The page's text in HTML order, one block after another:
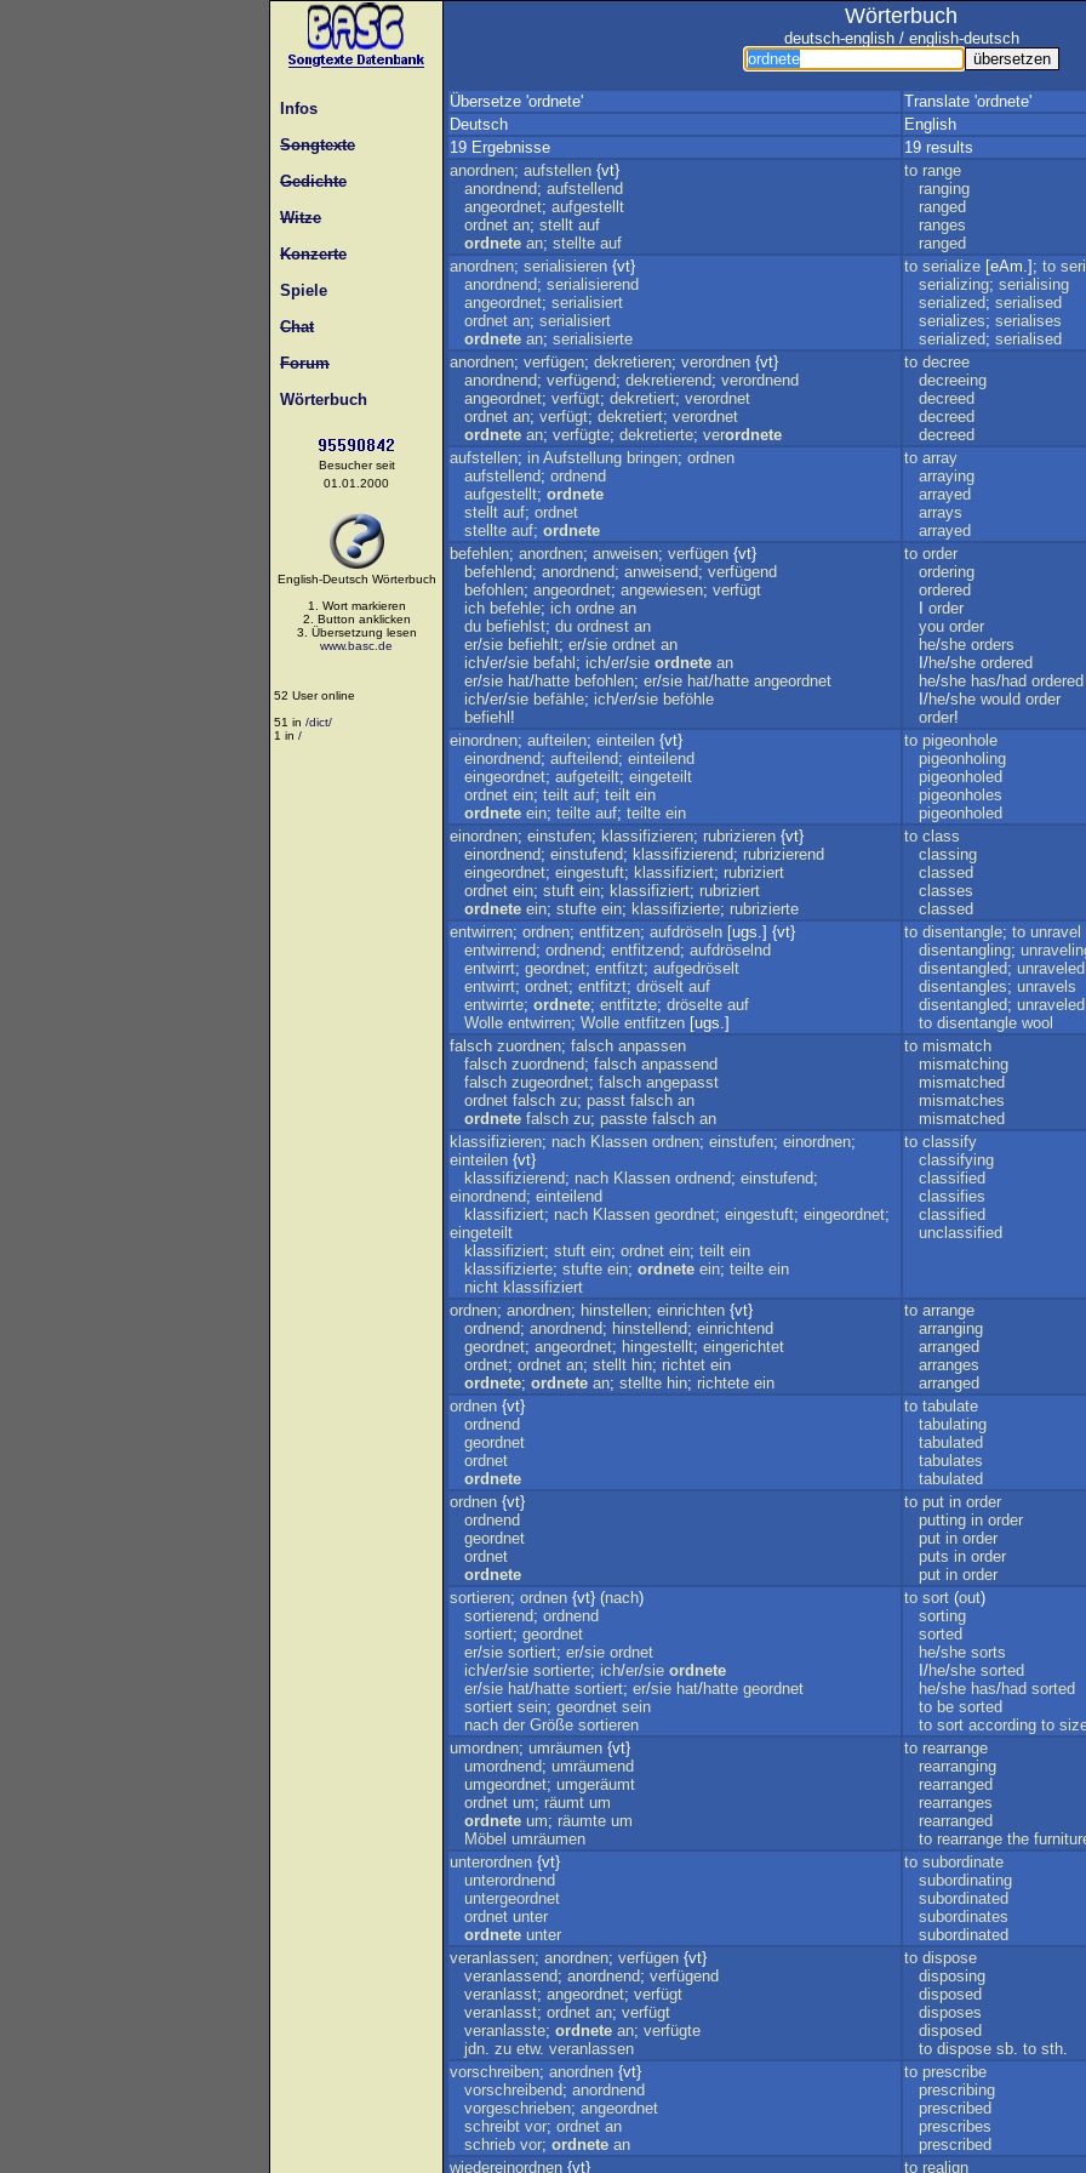
Infos
Songtexte
Gedichte
Witze
Konzerte
Spiele
Chat
Forum
Wörterbuch
Besucher seit
01.01.2000
English-Deutsch Wörterbuch
1. Wort markieren
2. Button anklicken
3. Übersetzung lesen
www.basc.de
52 User online
51 in /dict/
1 in /
Wörterbuch
deutsch-english / english-deutsch
Übersetze 'ordnete'
Translate 'ordnete'
Deutsch
English
19 Ergebnisse
19 results
anordnen; aufstellen {vt}
anordnend; aufstellend
angeordnet; aufgestellt
ordnet an; stellt auf
ordnete an; stellte auf
to range
ranging
ranged
ranges
ranged
anordnen; serialisieren {vt}
anordnend; serialisierend
angeordnet; serialisiert
ordnet an; serialisiert
ordnete an; serialisierte
to serialize [eAm.]; to
serializing; serialising
serialized; serialised
serializes; serialises
serialized; serialised
anordnen; verfügen; dekretieren; verordnen {vt}
anordnend; verfügend; dekretierend; verordnend
angeordnet; verfügt; dekretiert; verordnet
ordnet an; verfügt; dekretiert; verordnet
ordnete an; verfügte; dekretierte; verordnete
to decree
decreeing
decreed
decreed
decreed
aufstellen; in Aufstellung bringen; ordnen
aufstellend; ordnend
aufgestellt; ordnete
stellt auf; ordnet
stellte auf; ordnete
to array
arraying
arrayed
arrays
arrayed
befehlen; anordnen; anweisen; verfügen {vt}
befehlend; anordnend; anweisend; verfügend
befohlen; angeordnet; angewiesen; verfügt
ich befehle; ich ordne an
du befiehlst; du ordnest an
er/sie befiehlt; er/sie ordnet an
ich/er/sie befahl ; ich/er/sie ordnete an
er/sie hat/hatte befohlen; er/sie hat/hatte angeordnet
ich/er/sie befähle; ich/er/sie beföhle
befiehl !
to order
ordering
ordered
order
you order
he/she orders
I/he/she ordered
he/she has/had ordered
I/he/she would order
order!
einordnen; aufteilen; einteilen {vt}
einordnend; aufteilend; einteilend
eingeordnet; aufgeteilt; eingeteilt
ordnet ein; teilt auf; teilt ein
ordnete ein; teilte auf; teilte ein
to pigeonhole
pigeonholing
pigeonholed
pigeonholes
pigeonholed
einordnen; einstufen; klassifizieren; rubrizieren {vt}
einordnend; einstufend; klassifizierend; rubrizierend
eingeordnet; eingestuft; klassifiziert; rubriziert
ordnet ein; stuft ein; klassifiziert; rubriziert
ordnete ein; stufte ein; klassifizierte; rubrizierte
to class
classing
classed
classes
classed
entwirren; ordnen; entfitzen; aufdröseln [ugs.] {vt}
entwirrend; ordnend; entfitzend; aufdröselnd
entwirrt; geordnet; entfitzt; aufgedröselt
entwirrt; ordnet; entfitzt; dröselt auf
entwirrte; ordnete; entfitzte; dröselte auf
Wolle entwirren; Wolle entfitzen [ugs.]
to disentangle; to unravel
disentangling;
disentangled; unraveled
disentangles; unravels
disentangled; unraveled
to disentangle wool
falsch zuordnen; falsch anpassen
falsch zuordnend; falsch anpassend
falsch zugeordnet; falsch angepasst
ordnet falsch zu; passt falsch an
ordnete falsch zu; passte falsch an
to mismatch
mismatching
mismatched
mismatches
mismatched
klassifizieren; nach Klassen ordnen; einstufen; einordnen;
einteilen {vt}
klassifizierend; nach Klassen ordnend; einstufend;
einordnend; einteilend
klassifiziert; nach Klassen geordnet; eingestuft; eingeordnet;
eingeteilt
klassifiziert; stuft ein; ordnet ein; teilt ein
klassifizierte; stufte ein; ordnete ein; teilte ein
nicht klassifiziert
to classify
classifying
classified
classifies
classified
unclassified
ordnen; anordnen; hinstellen; einrichten {vt}
ordnend; anordnend; hinstellend; einrichtend
geordnet; angeordnet; hingestellt; eingerichtet
ordnet; ordnet an; stellt hin; richtet ein
ordnete; ordnete an; stellte hin; richtete ein
to arrange
arranging
arranged
arranges
arranged
ordnen {vt}
ordnend
geordnet
ordnet
ordnete
to tabulate
tabulating
tabulated
tabulates
tabulated
ordnen {vt}
ordnend
geordnet
ordnet
ordnete
to put in order
putting in order
put in order
puts in order
put in order
sortieren; ordnen {vt} (nach)
sortierend; ordnend
sortiert; geordnet
er/sie sortiert; er/sie ordnet
ich/er/sie sortierte; ich/er/sie ordnete
er/sie hat/hatte sortiert; er/sie hat/hatte geordnet
sortiert sein; geordnet sein
nach der Größe sortieren
to sort (out)
sorting
sorted
he/she sorts
I/he/she sorted
he/she has/had sorted
to be sorted
to sort according to
umordnen; umräumen {vt}
umordnend; umräumend
umgeordnet; umgeräumt
ordnet um; räumt um
ordnete um; räumte um
Möbel umräumen
to rearrange
rearranging
rearranged
rearranges
rearranged
to rearrange the
unterordnen {vt}
unterordnend
untergeordnet
ordnet unter
ordnete unter
to subordinate
subordinating
subordinated
subordinates
subordinated
veranlassen; anordnen; verfügen {vt}
veranlassend; anordnend; verfügend
veranlasst; angeordnet; verfügt
veranlasst; ordnet an; verfügt
veranlasste; ordnete an; verfügte
jdn. zu etw. veranlassen
to dispose
disposing
disposed
disposes
disposed
to dispose sb. to sth.
vorschreiben; anordnen {vt}
vorschreibend; anordnend
vorgeschrieben; angeordnet
schreibt vor; ordnet an
schrieb vor; ordnete an
to prescribe
prescribing
prescribed
prescribes
prescribed
wiedereinordnen {vt} to realign